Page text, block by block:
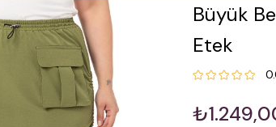
Büyük
Etek